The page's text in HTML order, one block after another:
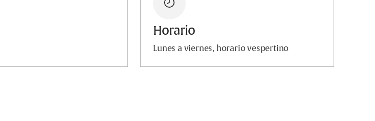
Horario
Lunes a viernes, horario vespertino